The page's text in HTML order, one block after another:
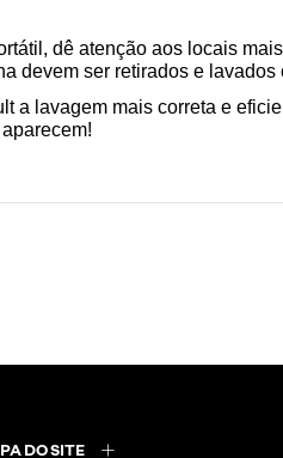
dê atenção aos locais
devem ser retirados e lavados
a lavagem mais correta e
DO SITE